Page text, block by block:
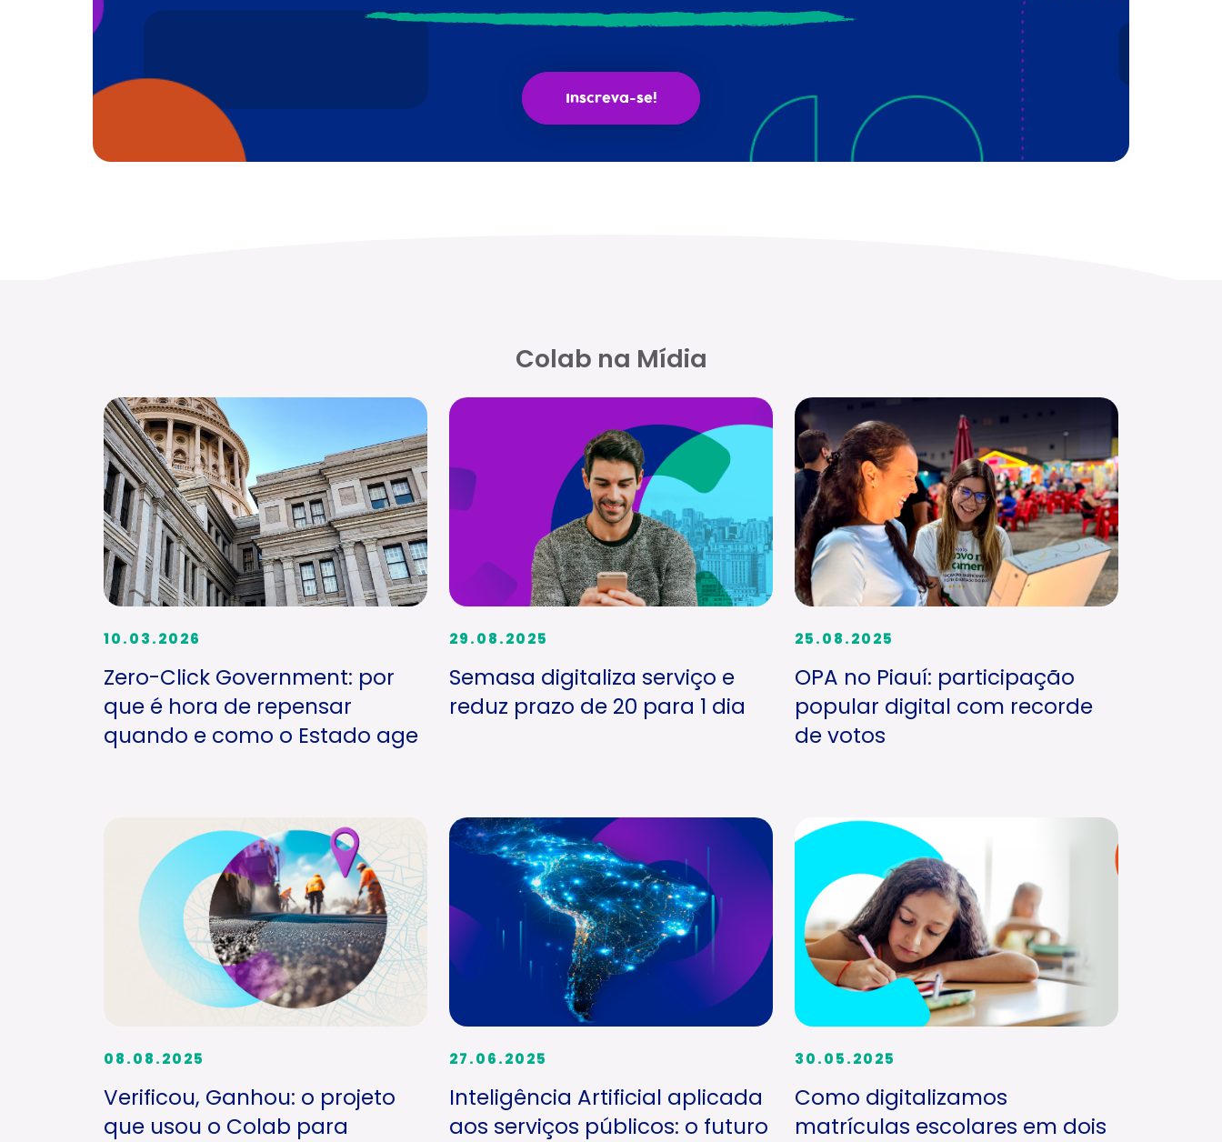
Inscreva-se!
Colab na Mídia
10.03.2026
Zero-Click Government: por
que é hora de repensar
quando e como o Estado age
29.08.2025
Semasa digitaliza serviço e
reduz prazo de 20 para 1 dia
25.08.2025
OPA no Piauí: participação
popular digital com recorde
de votos
08.08.2025
Verificou, Ganhou: o projeto
que usou o Colab para
27.06.2025
Inteligência Artificial aplicada
aos serviços públicos: o futuro
30.05.2025
Como digitalizamos
matrículas escolares em dois